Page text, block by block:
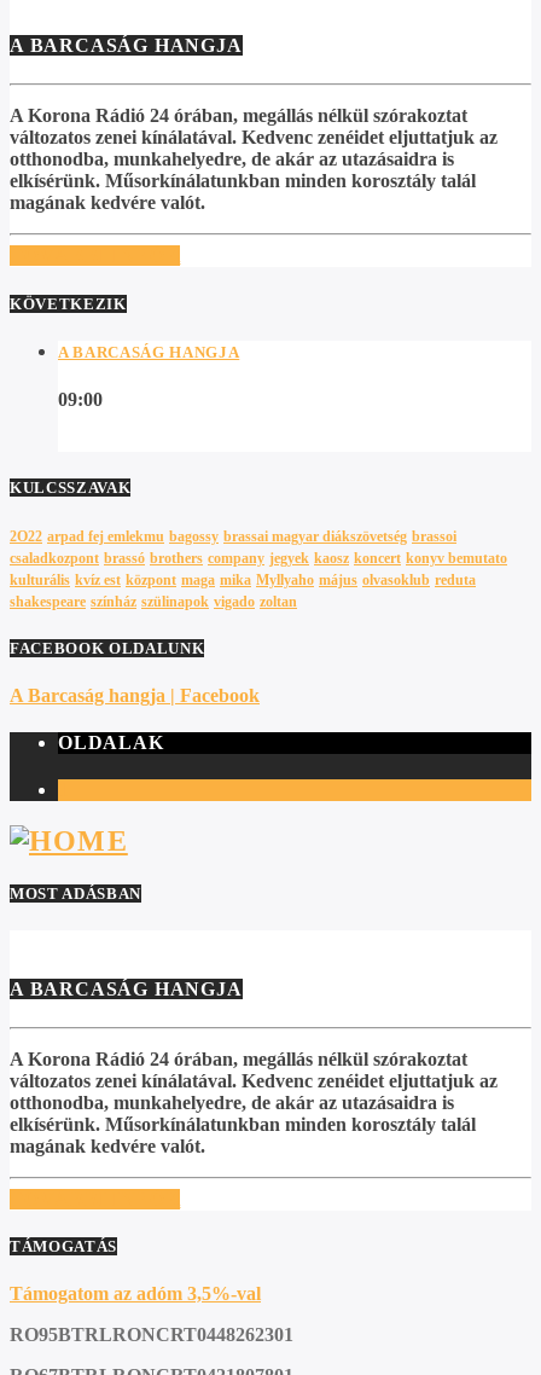
A BARCASÁG HANGJA
A Korona Rádió 24 órában, megállás nélkül szórakoztat
változatos zenei kínálatával. Kedvenc zenéidet eljuttatjuk az
otthonodba, munkahelyedre, de akár az utazásaidra is
elkísérünk. Műsorkínálatunkban minden korosztály talál
magának kedvére valót.
TOVÁBBI INFÓK
KÖVETKEZIK
A BARCASÁG HANGJA
09:00
KULCSSZAVAK
2O22 arpad fej emlekmu bagossy brassai magyar diákszövetség brassoi
csaladkozpont brassó brothers company jegyek kaosz koncert konyv bemutato
kulturális kvíz est központ maga mika Myllyaho május olvasoklub reduta
shakespeare színház szülinapok vigado zoltan
FACEBOOK OLDALUNK
A Barcaság hangja | Facebook
OLDALAK
MOST ADÁSBAN
A BARCASÁG HANGJA
A Korona Rádió 24 órában, megállás nélkül szórakoztat
változatos zenei kínálatával. Kedvenc zenéidet eljuttatjuk az
otthonodba, munkahelyedre, de akár az utazásaidra is
elkísérünk. Műsorkínálatunkban minden korosztály talál
magának kedvére valót.
TÁMOGATÁS
Támogatom az adóm 3,5%-val
RO95BTRLRONCRT0448262301